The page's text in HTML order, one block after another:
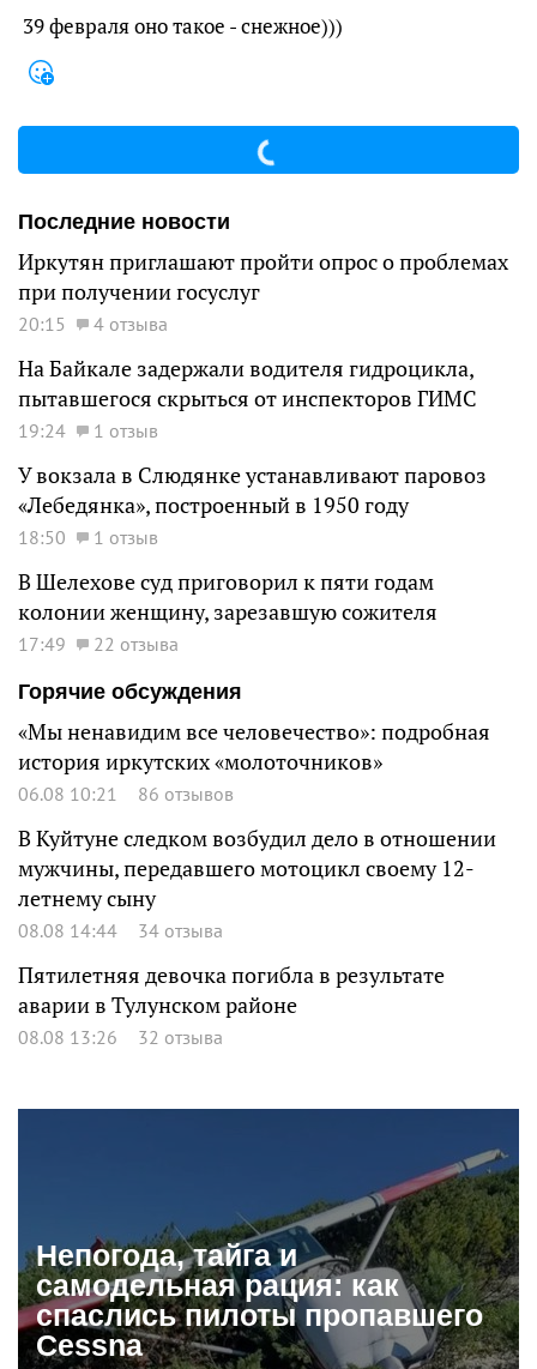
39 февраля оно такое - снежное)))
Последние новости
Иркутян приглашают пройти опрос о проблемах
при получении госуслуг
20:15 4 отзыва
На Байкале задержали водителя гидроцикла,
пытавшегося скрыться от инспекторов ГИМС
19:24 1 отзыв
У вокзала в Слюдянке устанавливают паровоз
«Лебедянка», построенный в 1950 году
18:50 1 отзыв
В Шелехове суд приговорил к пяти годам
колонии женщину, зарезавшую сожителя
17:49
22 отзыва
Горячие обсуждения
«Мы ненавидим все человечество»: подробная
история иркутских «молоточников»
06.08 10:21 86 отзывов
В Куйтуне следком возбудил дело в отношении
мужчины, передавшего мотоцикл своему 12-
летнему сыну
08.08 14:44 34 отзыва
Пятилетняя девочка погибла в результате
аварии в Тулунском районе
08.08 13:26 32 отзыва
Непогода, тайга и
самодельная рация: как
спаслись пилоты пропавшего
Cessna